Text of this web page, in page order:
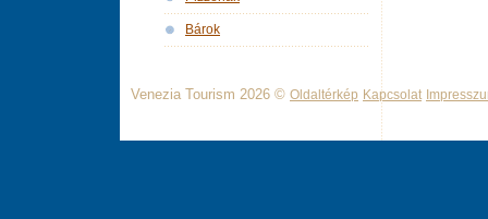
Bárok
Venezia Tourism 2026 © Oldaltérkép Kapcsolat